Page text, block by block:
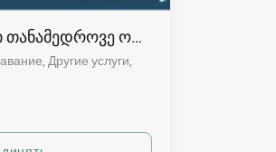
თანამედროვე ოფისში
Другие услуги